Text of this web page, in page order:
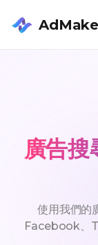
廣告搜
使用我們的
Facebook、